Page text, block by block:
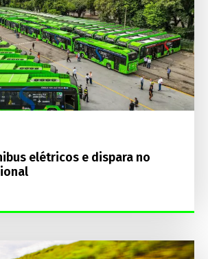
elétricos e dispara no